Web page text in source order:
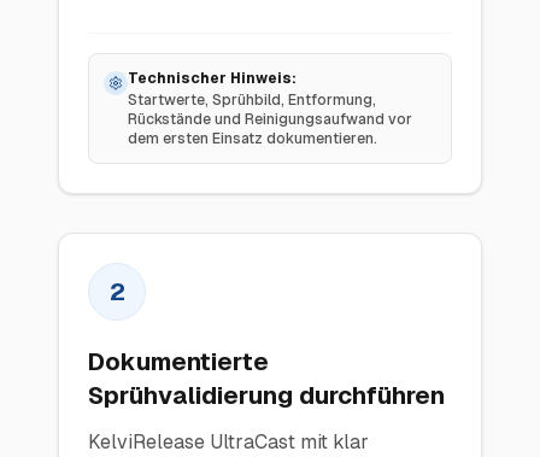
Technischer Hinweis:
Startwerte, Sprühbild, Entformung,
Rückstände und Reinigungsaufwand vor
dem ersten Einsatz dokumentieren.
2
Dokumentierte
Sprühvalidierung durchführen
KelviRelease UltraCast mit klar